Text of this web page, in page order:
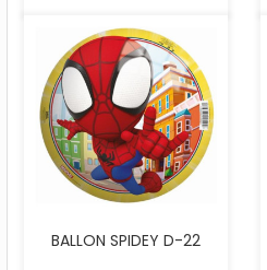
BALLON SPIDEY D-22